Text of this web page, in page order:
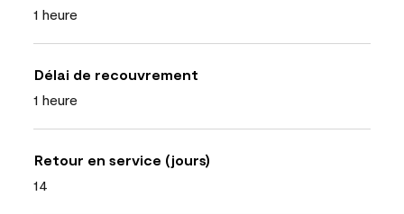
1 heure
Délai de recouvrement
1 heure
Retour en service (jours)
14